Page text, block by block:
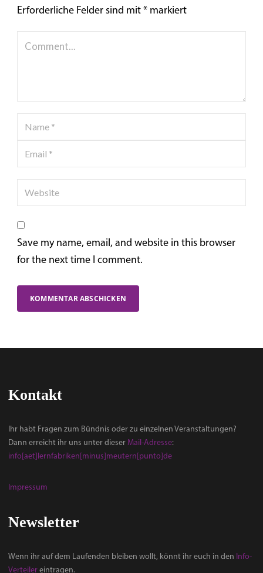
Erforderliche Felder sind mit* markiert
Save my name, email, and website in this browser
for the next time I comment.
Kontakt
Ihr habt Fragen zum Bündnis oder zu einzelnen Veranstaltungen?
Dann erreicht ihr uns unter dieser Mail-Adresse:
info[aet]lernfabriken[minus]meutern[punto]de
Impressum
Newsletter
Wenn ihr auf dem Laufenden bleiben wollt, könnt ihr euch in den Info-
Verteiler eintragen.